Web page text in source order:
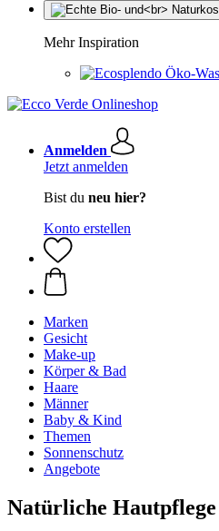
Mehr Inspiration
Öko-
Anmelden
Jetzt anmelden
Bist du neu hier?
Konto erstellen
Marken
Gesicht
Make-up
Körper & Bad
Haare
Männer
Baby & Kind
Themen
Sonnenschutz
Angebote
Natürliche